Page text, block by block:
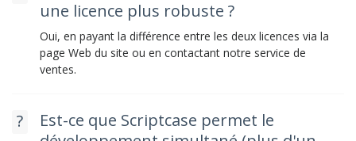
une licence plus robuste ?
Oui, en payant la différence entre les deux licences via la
page Web du site ou en contactant notre service de
ventes.
Est-ce que Scriptcase permet le